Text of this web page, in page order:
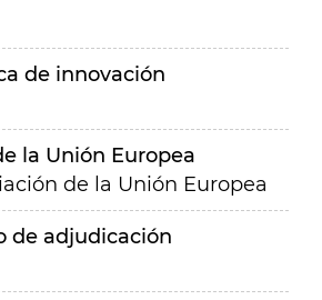
de innovación
la Unión Europea
de la Unión Europea
de adjudicación